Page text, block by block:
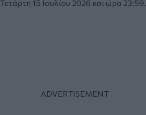
Τετάρτη 15 Ιουλίου 2026 και ώρα 23:59.